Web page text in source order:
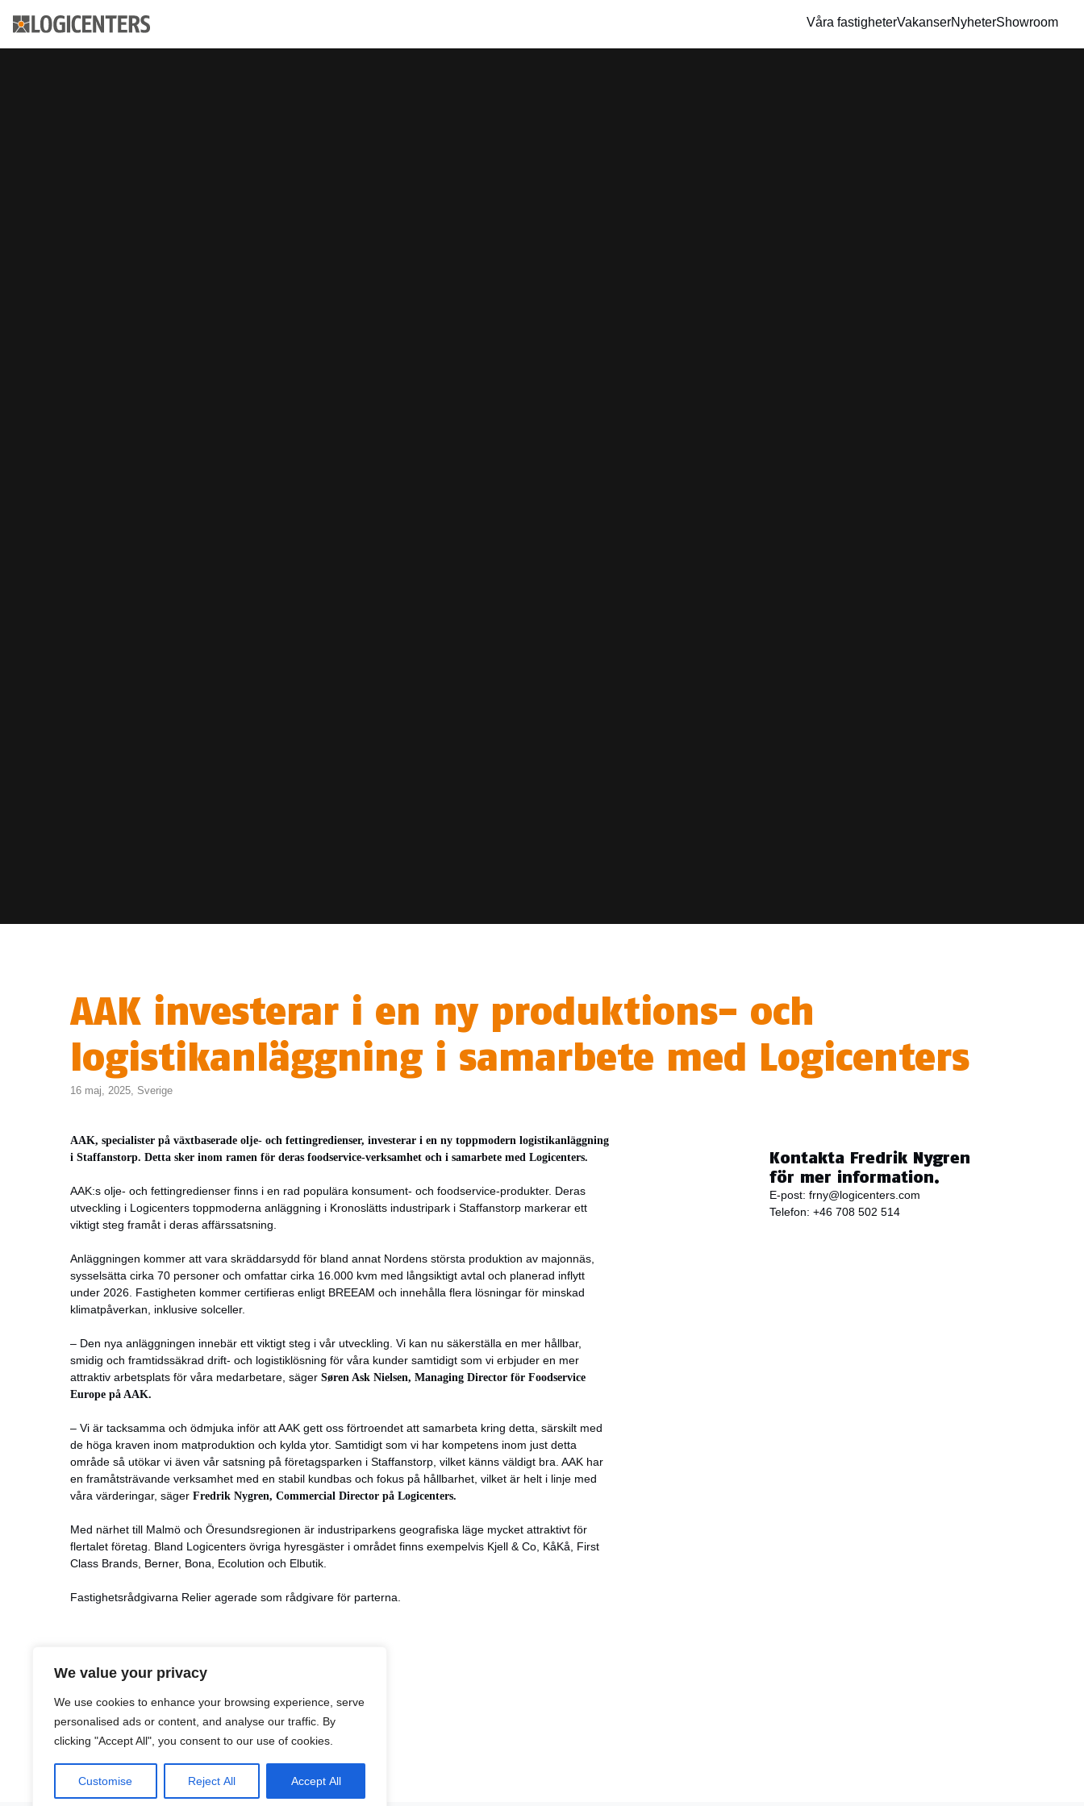
We value your privacy
We use cookies to enhance your browsing experience, serve
personalised ads or content, and analyse our traffic. By
clicking "Accept All", you consent to our use of cookies.
Customise Reject All Accept All
Våra fastigheterVakanserNyheterShowroom
AAK investerar i en ny produktions- och
logistikanläggning i samarbete med Logicenters
16 maj, 2025, Sverige
AAK, specialister på växtbaserade olje- och fettingredienser, investerar i en ny toppmodern logistikanläggning
i Staffanstorp. Detta sker inom ramen för deras foodservice-verksamhet och i samarbete med Logicenters.
AAK:s olje- och fettingredienser finns i en rad populära konsument- och foodservice-produkter. Deras
utveckling i Logicenters toppmoderna anläggning i Kronoslätts industripark i Staffanstorp markerar ett
viktigt steg framåt i deras affärssatsning.
Anläggningen kommer att vara skräddarsydd för bland annat Nordens största produktion av majonnäs,
sysselsätta cirka 70 personer och omfattar cirka 16.000 kvm med långsiktigt avtal och planerad inflytt
under 2026. Fastigheten kommer certifieras enligt BREEAM och innehålla flera lösningar för minskad
klimatpåverkan, inklusive solceller.
– Den nya anläggningen innebär ett viktigt steg i vår utveckling. Vi kan nu säkerställa en mer hållbar,
smidig och framtidssäkrad drift- och logistiklösning för våra kunder samtidigt som vi erbjuder en mer
attraktiv arbetsplats för våra medarbetare, säger Søren Ask Nielsen, Managing Director för Foodservice
Europe på AAK.
– Vi är tacksamma och ödmjuka inför att AAK gett oss förtroendet att samarbeta kring detta, särskilt med
de höga kraven inom matproduktion och kylda ytor. Samtidigt som vi har kompetens inom just detta
område så utökar vi även vår satsning på företagsparken i Staffanstorp, vilket känns väldigt bra. AAK har
en framåtsträvande verksamhet med en stabil kundbas och fokus på hållbarhet, vilket är helt i linje med
våra värderingar, säger Fredrik Nygren, Commercial Director på Logicenters.
Med närhet till Malmö och Öresundsregionen är industriparkens geografiska läge mycket attraktivt för
flertalet företag. Bland Logicenters övriga hyresgäster i området finns exempelvis Kjell & Co, KåKå, First
Class Brands, Berner, Bona, Ecolution och Elbutik.
Fastighetsrådgivarna Relier agerade som rådgivare för parterna.
LinkedIn
Facebook
X Email
Kontakta Fredrik Nygren
för mer information.
E-post: frny@logicenters.com
Telefon: +46 708 502 514